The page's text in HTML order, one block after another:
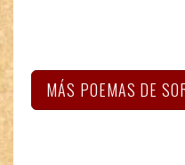
MÁS POEMAS DE